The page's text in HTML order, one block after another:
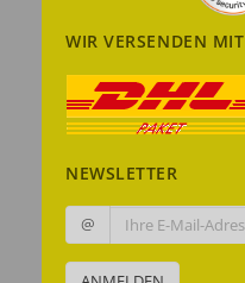
WIR VERSENDEN MIT
NEWSLETTER
@